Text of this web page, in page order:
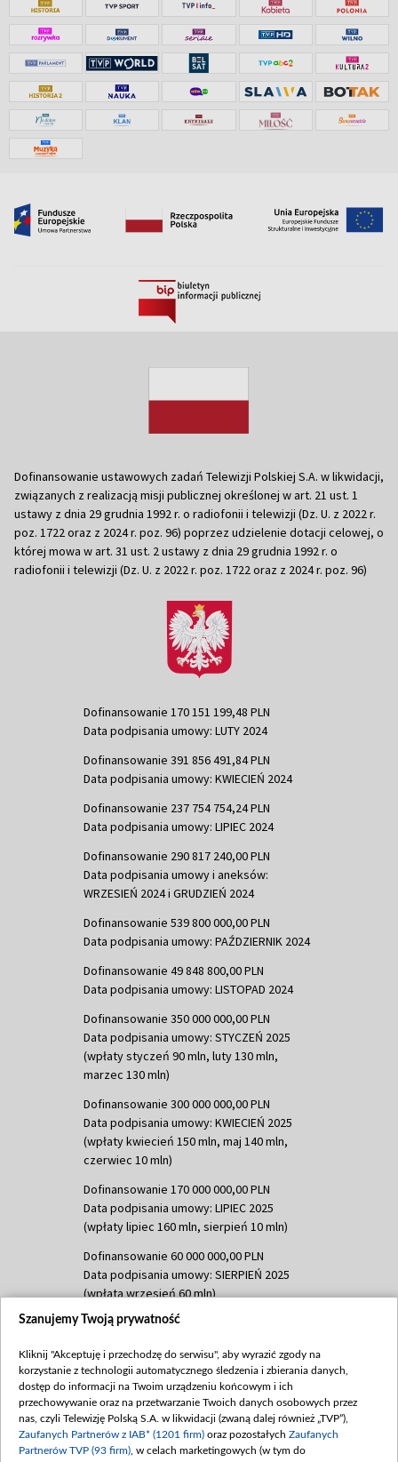
Dofinansowanie ustawowych zadań Telewizji Polskiej S.A. w likwidacji,
związanych z realizacją misji publicznej określonej w art. 21 ust. 1
ustawy z dnia 29 grudnia 1992 r. o radiofonii i telewizji (Dz. U. z 2022 r.
poz. 1722 oraz z 2024 r. poz. 96) poprzez udzielenie dotacji celowej, o
której mowa w art. 31 ust. 2 ustawy z dnia 29 grudnia 1992 r. o
radiofonii i telewizji (Dz. U. z 2022 r. poz. 1722 oraz z 2024 r. poz. 96)
Dofinansowanie 170 151 199,48 PLN
Data podpisania umowy: LUTY 2024
Dofinansowanie 391 856 491,84 PLN
Data podpisania umowy: KWIECIEŃ 2024
Dofinansowanie 237 754 754,24 PLN
Data podpisania umowy: LIPIEC 2024
Dofinansowanie 290 817 240,00 PLN
Data podpisania umowy i aneksów:
WRZESIEŃ 2024 i GRUDZIEŃ 2024
Dofinansowanie 539 800 000,00 PLN
Data podpisania umowy: PAŹDZIERNIK 2024
Dofinansowanie 49 848 800,00 PLN
Data podpisania umowy: LISTOPAD 2024
Dofinansowanie 350 000 000,00 PLN
Data podpisania umowy: STYCZEŃ 2025
(wpłaty styczeń 90 mln, luty 130 mln,
marzec 130 mln)
Dofinansowanie 300 000 000,00 PLN
Data podpisania umowy: KWIECIEŃ 2025
(wpłaty kwiecień 150 mln, maj 140 mln,
czerwiec 10 mln)
Dofinansowanie 170 000 000,00 PLN
Data podpisania umowy: LIPIEC 2025
(wpłaty lipiec 160 mln, sierpień 10 mln)
Dofinansowanie 60 000 000,00 PLN
Data podpisania umowy: SIERPIEŃ 2025
(wpłata wrzesień 60 mln)
Dofinansowanie 635 783 051,21 PLN
(wpłata wrzesień 100 mln, październik 350
mln, listopad 265 mln)
Dofinansowanie 48 862 000,00 PLN
Data podpisania umowy: GRUDZIEŃ 2025
(wpłata grudzień 60,548 mln)
Szanujemy Twoją prywatność
Kliknij "Akceptuję i przechodzę do serwisu", aby wyrazić zgody na
korzystanie z technologii automatycznego śledzenia i zbierania danych,
dostęp do informacji na Twoim urządzeniu końcowym i ich
przechowywanie oraz na przetwarzanie Twoich danych osobowych przez
nas, czyli Telewizję Polską S.A. w likwidacji (zwaną dalej również „TVP”),
Zaufanych Partnerów z IAB* (1201 firm) oraz pozostałych Zaufanych
Partnerów TVP (93 firm) , w celach marketingowych (w tym do